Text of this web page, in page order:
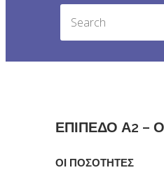
ΕΠΙΠΕΔΟ Α2 –
ΟΙ ΠΟΣΟΤΗΤΕΣ